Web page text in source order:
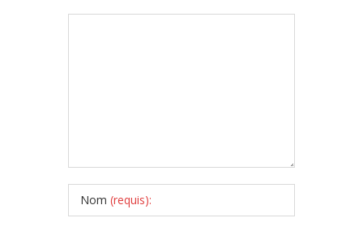
Nom (requis):